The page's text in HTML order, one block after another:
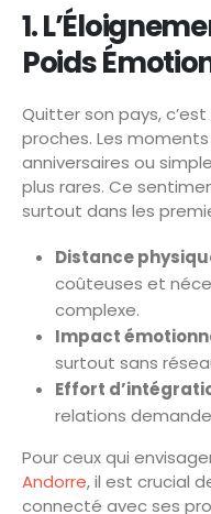
1.
Poids
Quitter son pays,
proches. Les
anniversaires ou
plus rares. Ce
surtout dans les
Distance
coûteuses et
complexe.
Impact
surtout sans
Effort
relations
Pour ceux qui
Andorre, il est crucial
connecté avec ses